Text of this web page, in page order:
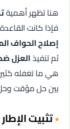
هنا تظهر أهمية
فإذا كانت
إصلاح الحواف
ثم تنفيذالعزل
هي ما تغفله
بين حل مؤقت
تثبيت